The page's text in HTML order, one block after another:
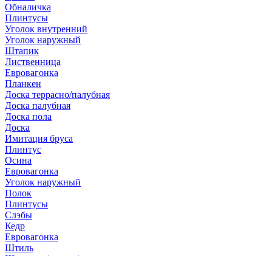
Обналичка
Плинтусы
Уголок внутренний
Уголок наружный
Штапик
Лиственница
Евровагонка
Планкен
Доска террасно/палубная
Доска палубная
Доска пола
Доска
Имитация бруса
Плинтус
Осина
Евровагонка
Уголок наружный
Полок
Плинтусы
Слэбы
Кедр
Евровагонка
Штиль